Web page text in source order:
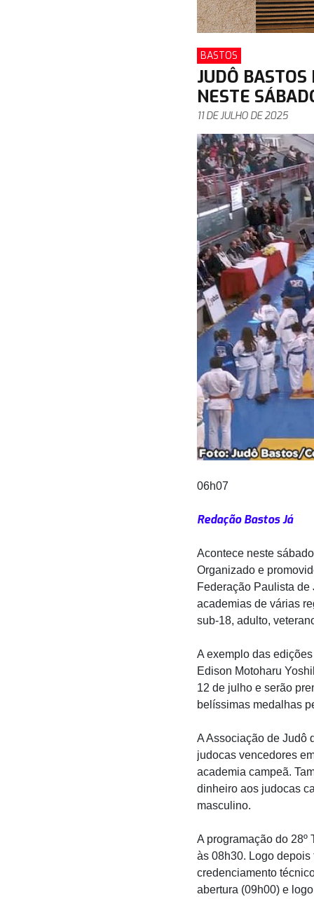
BASTOS
JUDÔ
NESTE
11 DE JULHO DE 2025
06h07
Redação Bastos Já
Acontece neste
Organizado e
Federação Paulista de
academias de várias
sub-18, adulto,
A exemplo das
Edison Motoharu
12 de julho e serão
belíssimas medalhas
A Associação de Judô
judocas vencedores
academia campeã.
dinheiro aos judocas
masculino.
A programação do 28º
às 08h30. Logo
credenciamento
abertura (09h00) e